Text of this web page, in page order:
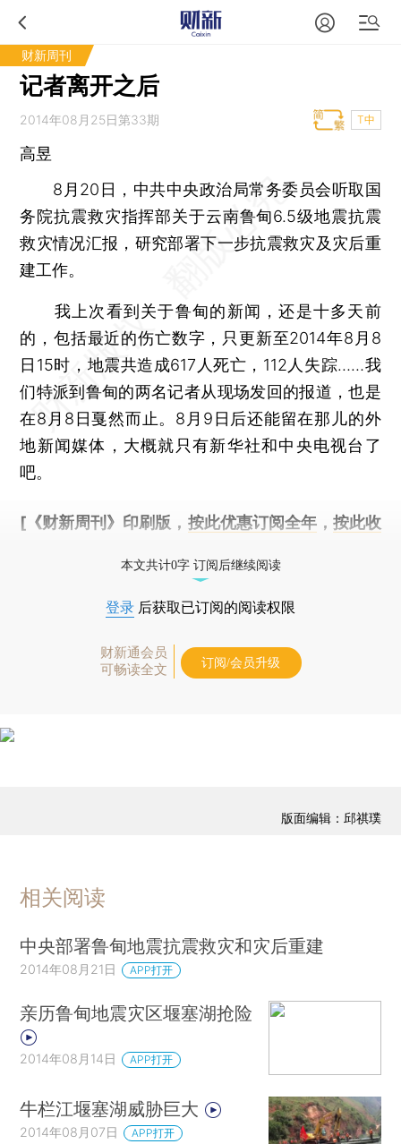
财新周刊
记者离开之后
2014年08月25日第33期 T中
高昱
8月20日，中共中央政治局常务委员会听取国
务院抗震救灾指挥部关于云南鲁甸6.5级地震抗震
救灾情况汇报，研究部署下一步抗震救灾及灾后重
建工作。
我上次看到关于鲁甸的新闻，还是十多天前
的，包括最近的伤亡数字，只更新至2014年8月8
日15时，地震共造成617人死亡，112人失踪……我
们特派到鲁甸的两名记者从现场发回的报道，也是
在8月8日戛然而止。8月9日后还能留在那儿的外
地新闻媒体，大概就只有新华社和中央电视台了
吧。
[《财新周刊》印刷版， 按此优惠订阅全年， 按此收
本文共计0字 订阅后继续阅读
登录 后获取已订阅的阅读权限
财新通会员
可畅读全文
订阅/会员升级
版面编辑：邱祺璞
相关阅读
中央部署鲁甸地震抗震救灾和灾后重建
2014年08月21日 APP打开
亲历鲁甸地震灾区堰塞湖抢险
2014年08月14日 APP打开
牛栏江堰塞湖威胁巨大
2014年08月07日 APP打开